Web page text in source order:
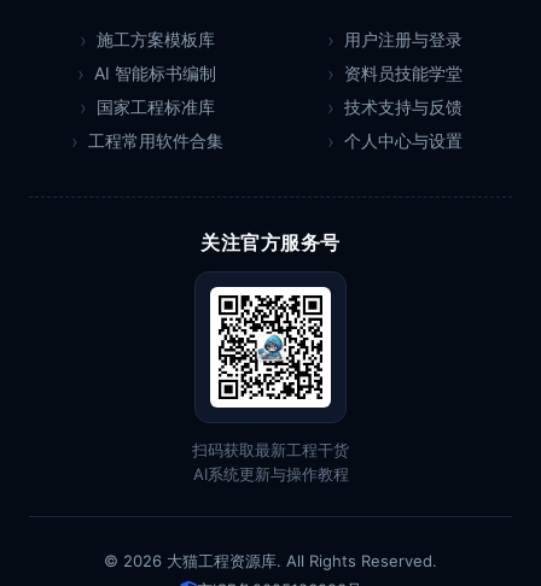
施工方案模板库
AI 智能标书编制
国家工程标准库
工程常用软件合集
用户注册与登录
资料员技能学堂
技术支持与反馈
个人中心与设置
关注官方服务号
扫码获取最新工程干货
AI系统更新与操作教程
© 2026 大猫工程资源库. All Rights Reserved.